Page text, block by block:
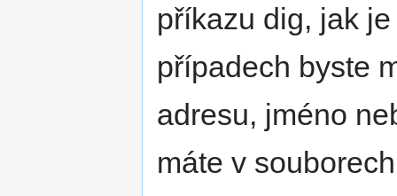
příkazu dig, jak
případech byste
adresu, jméno
máte v